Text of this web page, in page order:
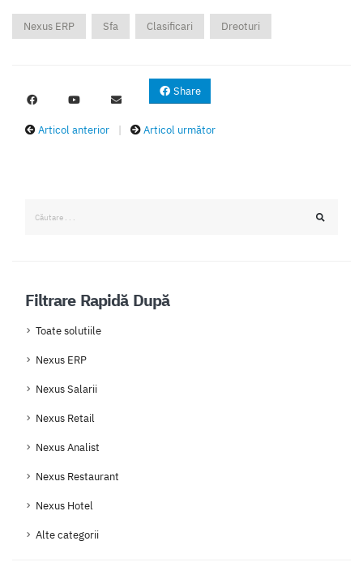
Nexus ERP Sfa Clasificari Dreoturi
Share
Articol anterior | Articol următor
Filtrare Rapidă După
Toate solutiile
Nexus ERP
Nexus Salarii
Nexus Retail
Nexus Analist
Nexus Restaurant
Nexus Hotel
Alte categorii